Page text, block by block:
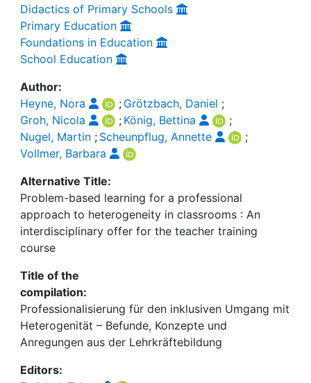
Didactics of Primary Schools
Primary Education
Foundations in Education
School Education
Author:
Heyne, Nora
; Grötzbach, Daniel ;
Groh, Nicola
; König, Bettina
;
Nugel, Martin ; Scheunpflug, Annette
;
Vollmer, Barbara
Alternative Title:
Problem-based learning for a professional
approach to heterogeneity in classrooms : An
interdisciplinary offer for the teacher training
course
Title of the
compilation:
Professionalisierung für den inklusiven Umgang mit
Heterogenität – Befunde, Konzepte und
Anregungen aus der Lehrkräftebildung
Editors: